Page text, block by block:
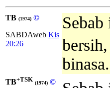
TB (1974) ©
SABDAweb Kis
20:26
binasa.
TB+TSK (1974) ©